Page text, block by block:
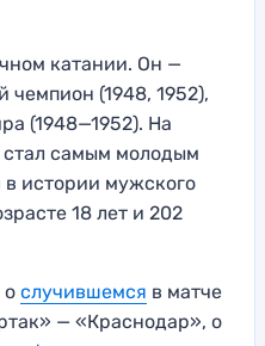
катании. Он —
(1948, 1952),
(1948—1952). На
самым молодым
истории мужского
18 лет и 202
о случившемся в матче
— «Краснодар», о